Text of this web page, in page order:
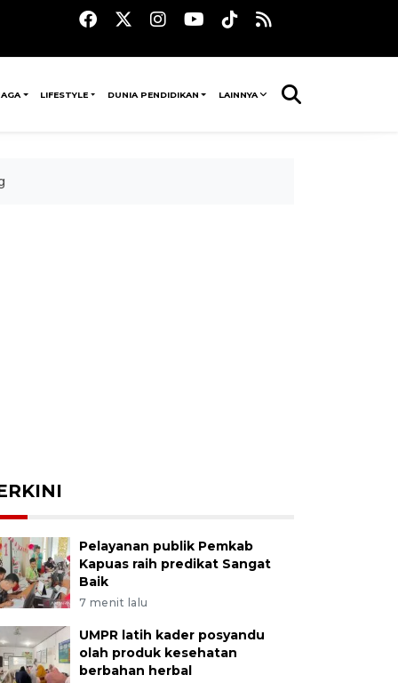
LIFESTYLE DUNIA PENDIDIKAN LAINNYA
Pelayanan publik Pemkab
Kapuas raih predikat Sangat
Baik
7 menit lalu
UMPR latih kader posyandu
olah produk kesehatan
berbahan herbal